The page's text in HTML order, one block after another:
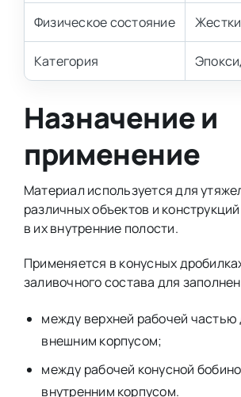
Физическое состояние
Категория
Назначение и
применение
Материал используется для
различных объектов и
в их внутренние полости.
Применяется в конусных
заливочного состава для
между верхней рабочей частью
внешним корпусом;
между рабочей конусной
внутренним корпусом.